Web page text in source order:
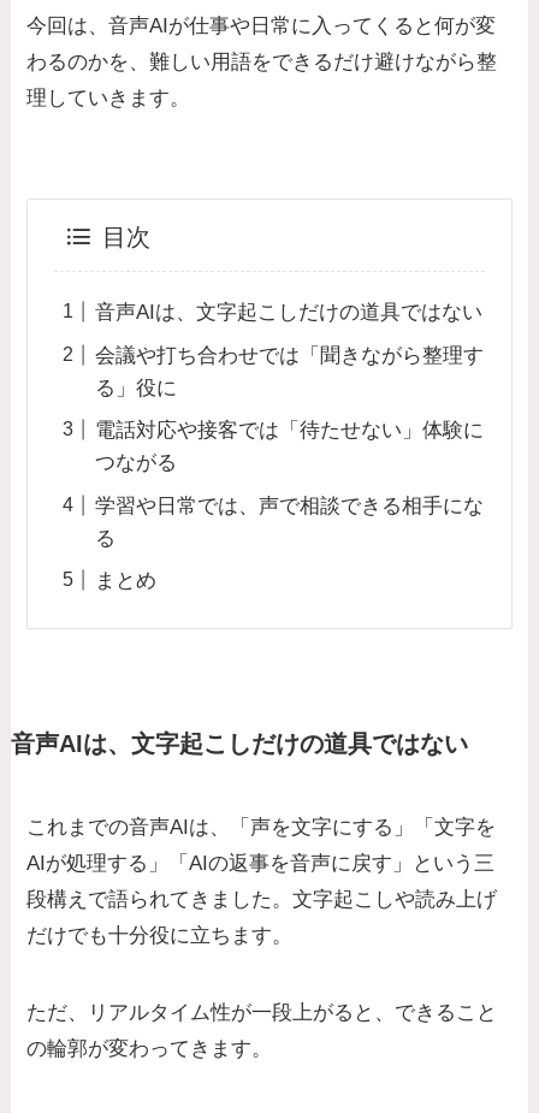
今回は、音声AIが仕事や日常に入ってくると何が変
わるのかを、難しい用語をできるだけ避けながら整
理していきます。
目次
音声AIは、文字起こしだけの道具ではない
会議や打ち合わせでは「聞きながら整理す
る」役に
電話対応や接客では「待たせない」体験に
つながる
学習や日常では、声で相談できる相手にな
る
まとめ
音声AIは、文字起こしだけの道具ではない
これまでの音声AIは、「声を文字にする」「文字を
AIが処理する」「AIの返事を音声に戻す」という三
段構えで語られてきました。文字起こしや読み上げ
だけでも十分役に立ちます。
ただ、リアルタイム性が一段上がると、できること
の輪郭が変わってきます。